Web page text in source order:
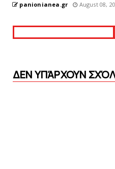
panionianea.gr August 08,
ΔΕΝ ΥΠΆΡΧΟΥΝ